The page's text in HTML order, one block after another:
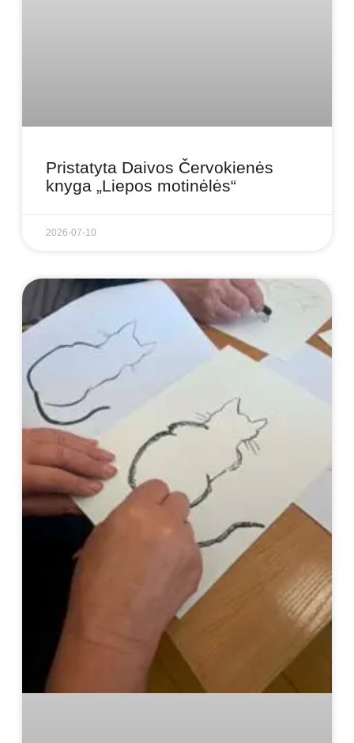
Pristatyta Daivos Červokienės
knyga „Liepos motinėlės“
2026-07-10